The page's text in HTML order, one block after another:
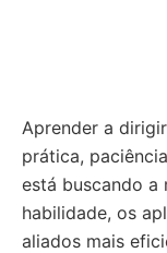
Aprender a
prática,
está buscando a
habilidade, os
aliados mais